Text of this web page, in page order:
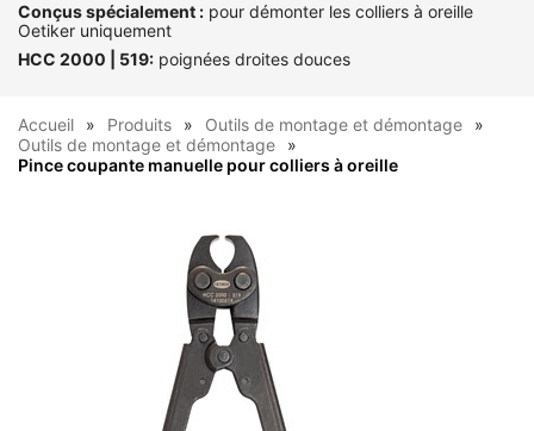
Conçus spécialement : pour démonter les colliers à oreille
Oetiker uniquement
HCC 2000 | 519: poignées droites douces
Accueil Produits
Outils de montage et démontage
Outils de montage et démontage
Pince coupante manuelle pour colliers à oreille